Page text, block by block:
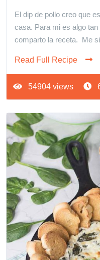
El dip de pollo creo que
casa. Para mi es algo
comparto la receta. Me
Read Full Recipe
54904 views